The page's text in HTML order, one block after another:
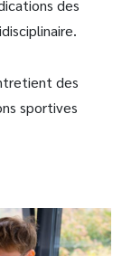
des
des
sportives